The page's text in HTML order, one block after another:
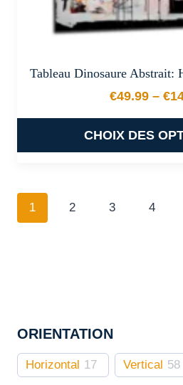
Tableau Dinosaure Abstrait:
€49.99 – €
CHOIX DES
sur
la
1 2 3 4
ORIENTATION
Horizontal 17 Vertical 58